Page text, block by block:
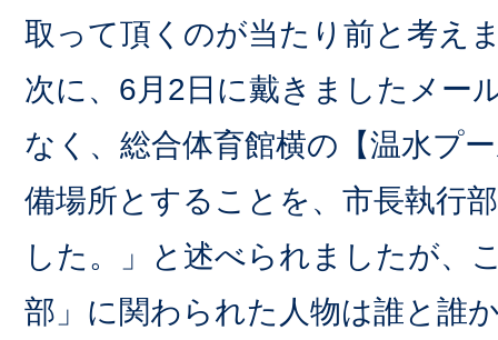
取って頂くのが当たり前と考え
次に、6月2日に戴きましたメー
なく、総合体育館横の【温水プ
備場所とすることを、市長執行
した。」と述べられましたが、
部」に関わられた人物は誰と誰